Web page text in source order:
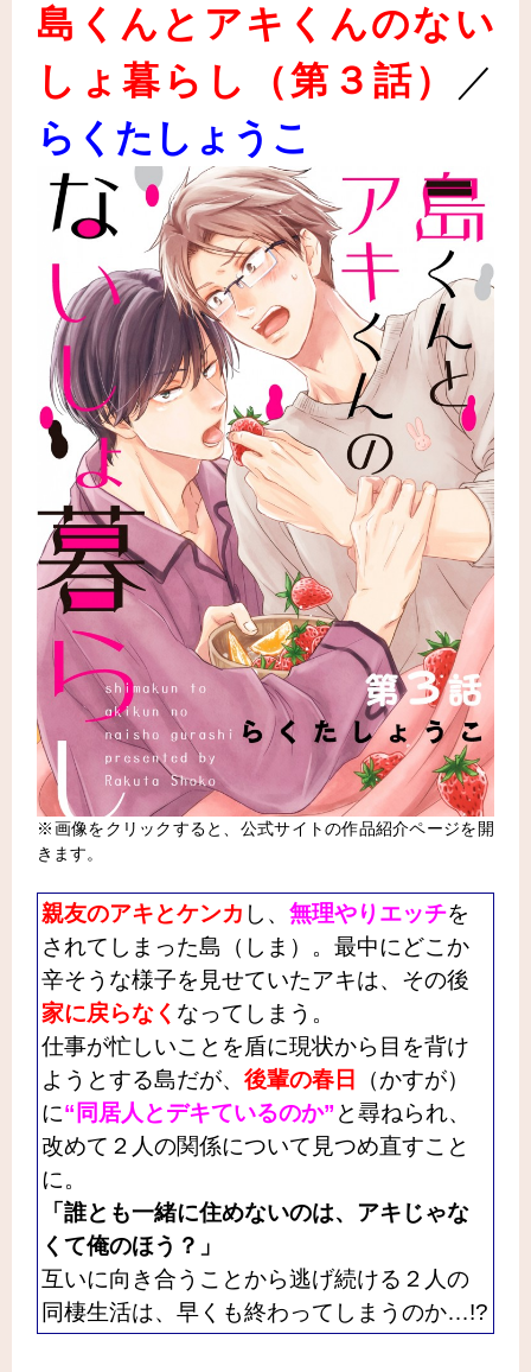
島くんとアキくんのない
しょ暮らし（第３話）
／
らくたしょうこ
※画像をクリックすると、公式サイトの作品紹介ページを開
きます。
親友のアキとケンカ し、無理やりエッチを
されてしまった島（しま）。最中にどこか
辛そうな様子を見せていたアキは、その後
家に戻らなく なってしまう。
仕事が忙しいことを盾に現状から目を背け
ようとする島だが、後輩の春日
（かすが）
に“同居人とデキているのか”と尋ねられ、
改めて２人の関係について見つめ直すこと
に。
「誰とも一緒に住めないのは、アキじゃな
くて俺のほう？」
互いに向き合うことから逃げ続ける２人の
同棲生活は、早くも終わってしまうのか…!?